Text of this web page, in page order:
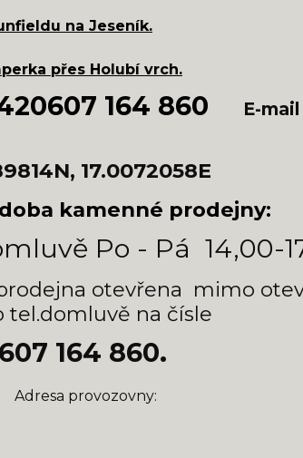
na Jeseník.
přes Holubí vrch.
607 164 860
E-mail
17.0072058E
kamenné prodejny:
Po - Pá 14,00-
otevřena mimo
tel.domluvě na čísle
607 164 860.
Adresa provozovny: